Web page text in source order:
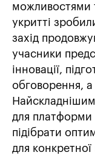
можливостями
укритті
захід
учасники
інновації,
обговорення, а
для платформи
підібрати
для